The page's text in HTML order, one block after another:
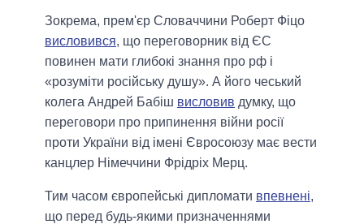
Зокрема, прем'єр Словаччини Роберт Фіцо
висловився, що переговорник від ЄС
повинен мати глибокі знання про рф і
«розуміти російську душу». А його чеський
колега Андрей Бабіш висловив думку, що
переговори про припинення війни росії
проти України від імені Євросоюзу має вести
канцлер Німеччини Фрідріх Мерц.
Тим часом європейські дипломати впевнені,
що перед будь-якими призначеннями